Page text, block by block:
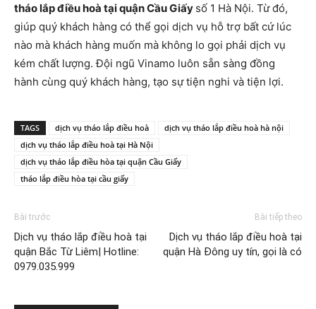
tháo lắp điều hoà tại quận Cầu Giấy số 1 Hà Nội. Từ đó,
giúp quý khách hàng có thể gọi dịch vụ hỗ trợ bất cứ lúc
nào mà khách hàng muốn mà không lo gọi phải dịch vụ
kém chất lượng. Đội ngũ Vinamo luôn sẵn sàng đồng
hành cùng quý khách hàng, tạo sự tiện nghi và tiện lợi.
TAGS dịch vụ tháo lắp điều hoà
dịch vụ tháo lắp điều hoà hà nội
dịch vụ tháo lắp điều hoà tại Hà Nội
dịch vụ tháo lắp điều hòa tại quận Cầu Giấy
tháo lắp điều hòa tại cầu giấy
Bài trước
Dịch vụ tháo lắp điều hoà tại
quận Bắc Từ Liêm| Hotline:
0979.035.999
Bài tiếp theo
Dịch vụ tháo lắp điều hoà tại
quận Hà Đông uy tín, gọi là có